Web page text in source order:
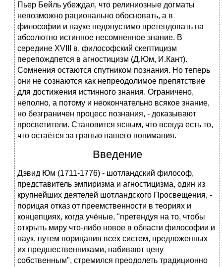
Пьер Бейль убеждал, что релиниозные догматы
невозможно рационально обосновать, а в
философии и науке недопустимо претендовать на
абсолютно истинное несомненное знание. В
середине XVIII в. философский скептицизм
перепождпется в агностицизм (Д.Юм, И.Кант).
Сомнения остаются спутником познания. Но теперь
они не сознаются как непреодолимое препятствие
для достижения истинного знания. Ограничено,
неполно, а потому и неокончательно всякое знание,
но безграничен процесс познания, - доказывают
просветители. Становится ясным, что всегда есть то,
что остаётся за гранью нашего понимания.
Введение
Дэвид Юм (1711-1776) - шотландский философ,
представитель эмпиризма и агностицизма, один из
крупнейших деятелей шотландского Просвещения, -
порицая отказ от преемственности в теориях и
концепциях, когда учёные, "претендуя на то, чтобы
открыть миру что-либо новое в области философии и
наук, путем порицания всех систем, предложенных
их предшественниками, набивают цену
собственным", стремился преодолеть традиционно